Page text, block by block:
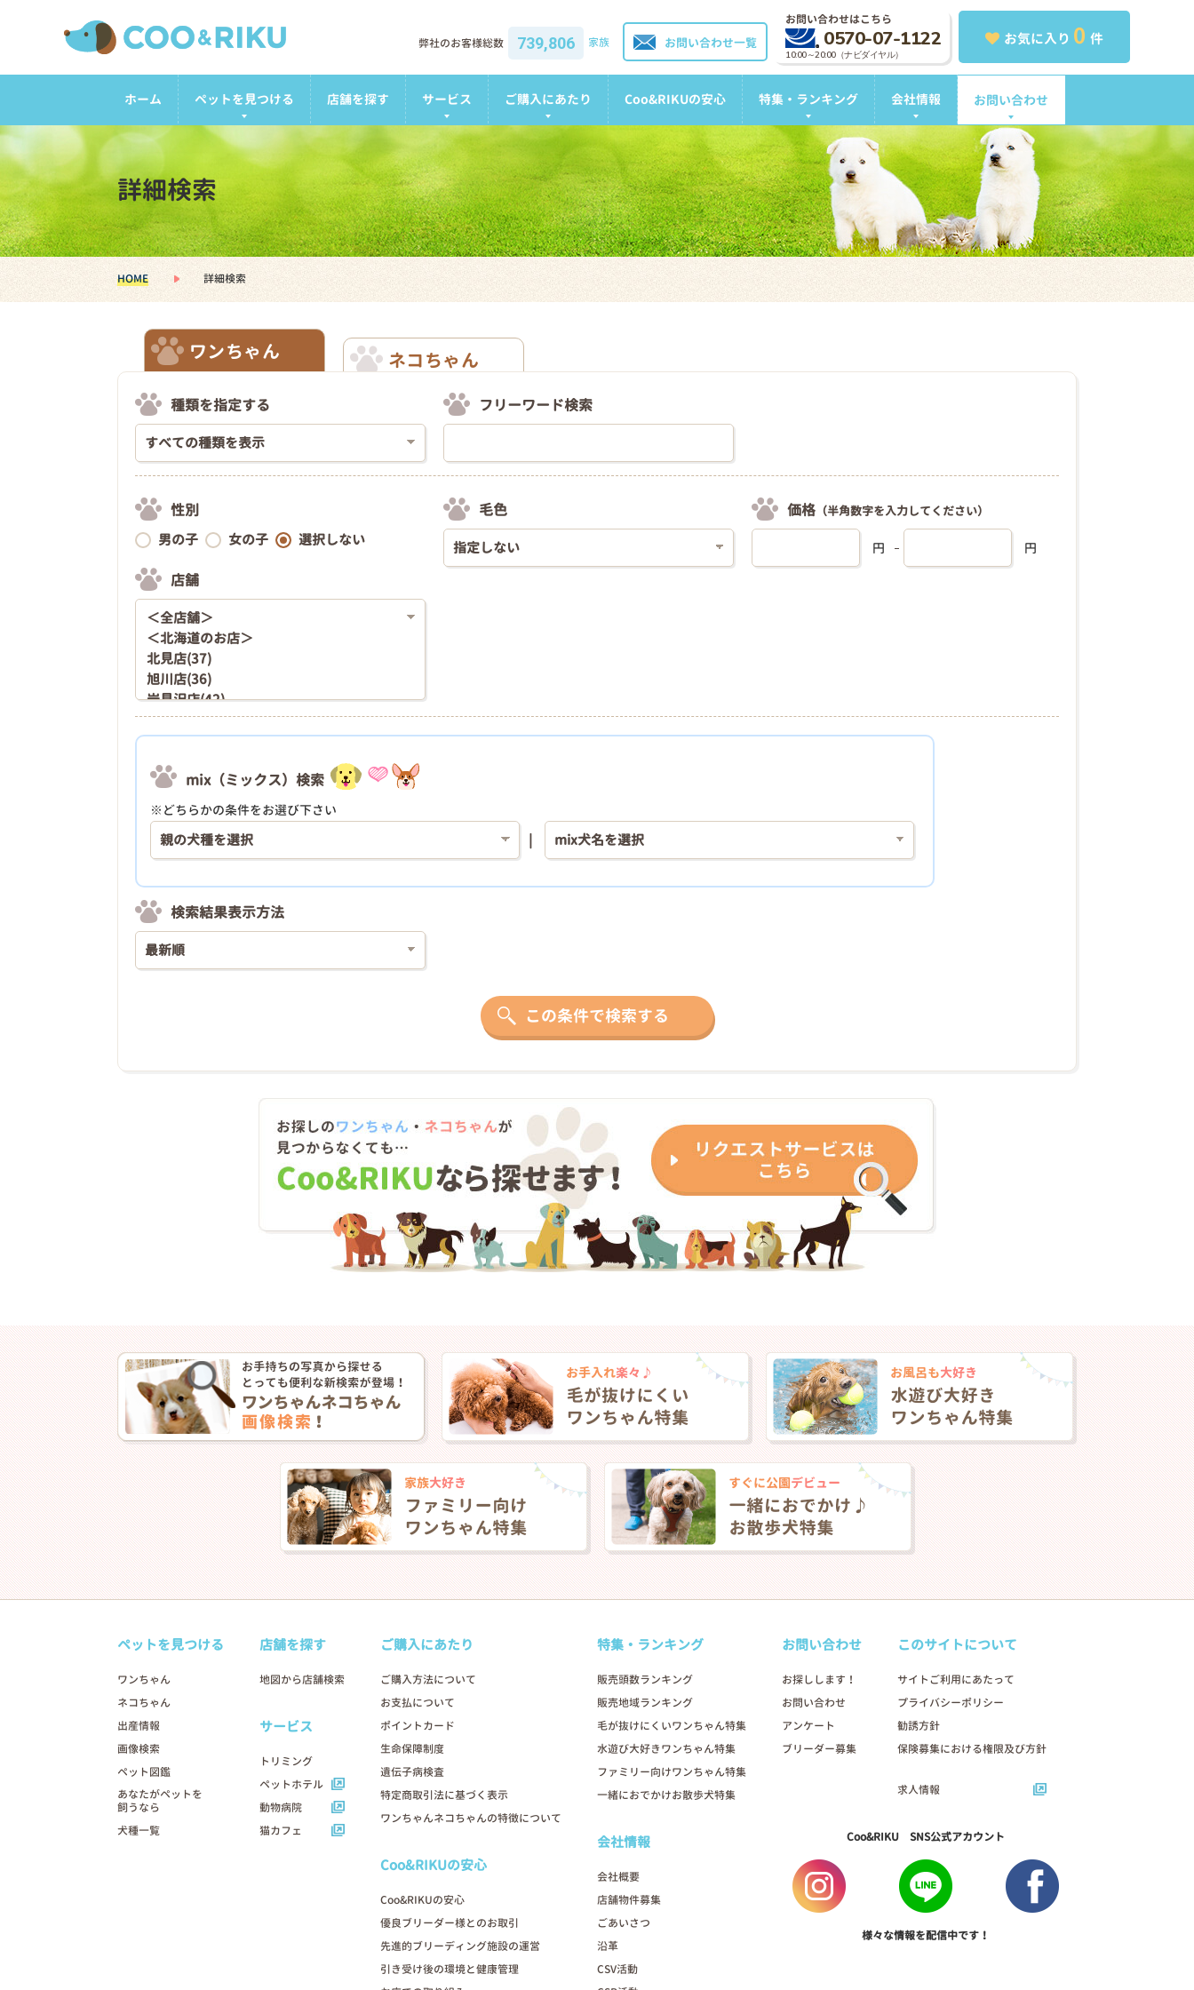
お気に入り 0 件
お問い合わせはこちら
0570-07-1122
10:00～20:00（ナビダイヤル）
お問い合わせ一覧
弊社のお客様総数 739,806 家族
ホーム ペットを見つける 店舗を探す サービス ご購入にあたり Coo&RIKUの安心 特集・ランキング 会社情報 お問い合わせ
詳細検索
HOME 詳細検索
ワンちゃん ネコちゃん
種類を指定する フリーワード検索
性別
男の子 女の子 選択しない
店舗
毛色 価格 （半角数字を入力してください）
円 円
mix（ミックス）検索
※どちらかの条件をお選び下さい
検索結果表示方法
この条件で検索する
ペットを見つける
ワンちゃん
ネコちゃん
出産情報
画像検索
ペット図鑑
あなたがペットを
飼うなら
犬種一覧
店舗を探す
地図から店舗検索
サービス
トリミング
ペットホテル
動物病院
猫カフェ
ご購入にあたり
ご購入方法について
お支払について
ポイントカード
生命保障制度
遺伝子病検査
特定商取引法に基づく表示
ワンちゃんネコちゃんの特徴について
Coo&RIKUの安心
Coo&RIKUの安心
優良ブリーダー様とのお取引
先進的ブリーディング施設の運営
引き受け後の環境と健康管理
特集・ランキング
販売頭数ランキング
販売地域ランキング
毛が抜けにくいワンちゃん特集
水遊び大好きワンちゃん特集
ファミリー向けワンちゃん特集
一緒におでかけお散歩犬特集
会社情報
会社概要
店舗物件募集
ごあいさつ
沿革
CSV活動
お問い合わせ
お探しします！
お問い合わせ
アンケート
ブリーダー募集
このサイトについて
サイトご利用にあたって
プライバシーポリシー
勧誘方針
保険募集における権限及び方針
求人情報
Coo&RIKU SNS公式アカウント
様々な情報を配信中です！